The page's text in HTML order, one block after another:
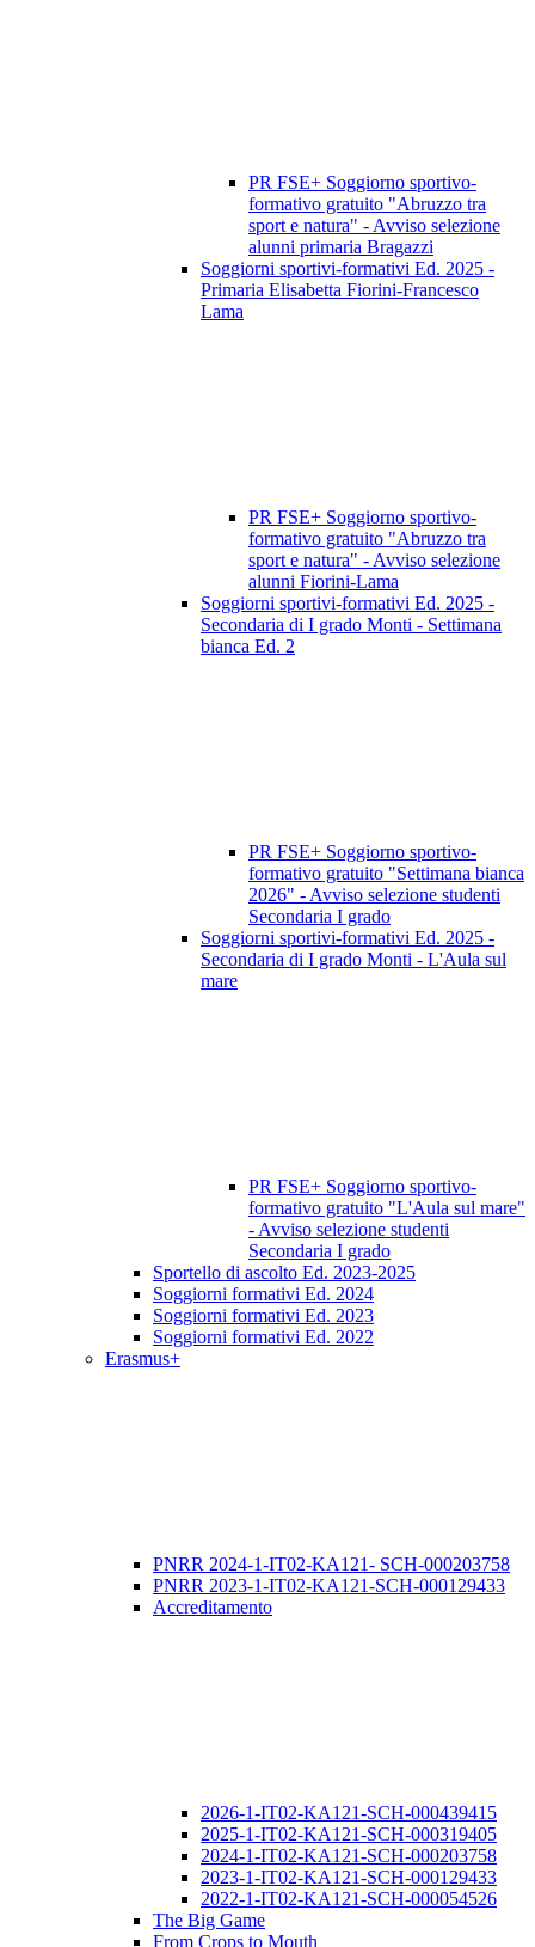
PR FSE+ Soggiorno sportivo-
formativo gratuito "Abruzzo tra
sport e natura" - Avviso selezione
alunni primaria Bragazzi
Soggiorni sportivi-formativi Ed. 2025 -
Primaria Elisabetta Fiorini-Francesco
Lama
PR FSE+ Soggiorno sportivo-
formativo gratuito "Abruzzo tra
sport e natura" - Avviso selezione
alunni Fiorini-Lama
Soggiorni sportivi-formativi Ed. 2025 -
Secondaria di I grado Monti - Settimana
bianca Ed. 2
PR FSE+ Soggiorno sportivo-
formativo gratuito "Settimana bianca
2026" - Avviso selezione studenti
Secondaria I grado
Soggiorni sportivi-formativi Ed. 2025 -
Secondaria di I grado Monti - L'Aula sul
mare
PR FSE+ Soggiorno sportivo-
formativo gratuito "L'Aula sul mare"
- Avviso selezione studenti
Secondaria I grado
Sportello di ascolto Ed. 2023-2025
Soggiorni formativi Ed. 2024
Soggiorni formativi Ed. 2023
Soggiorni formativi Ed. 2022
Erasmus+
PNRR 2024-1-IT02-KA121- SCH-000203758
PNRR 2023-1-IT02-KA121-SCH-000129433
Accreditamento
2026-1-IT02-KA121-SCH-000439415
2025-1-IT02-KA121-SCH-000319405
2024-1-IT02-KA121-SCH-000203758
2023-1-IT02-KA121-SCH-000129433
2022-1-IT02-KA121-SCH-000054526
The Big Game
From Crops to Mouth